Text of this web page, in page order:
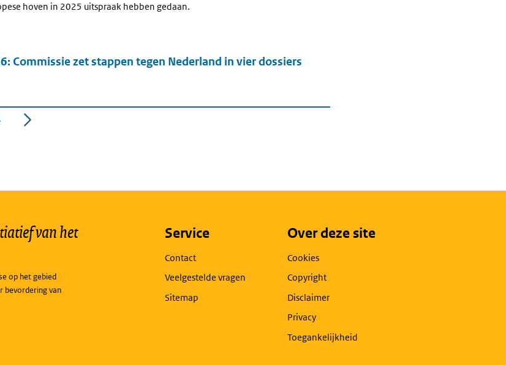
hoven in 2025 uitspraak hebben gedaan.
Commissie zet stappen tegen Nederland in vier dossiers
van het
op het gebied
bevordering van
Service
Contact
Veelgestelde vragen
Sitemap
Over deze site
Cookies
Copyright
Disclaimer
Privacy
Toegankelijkheid